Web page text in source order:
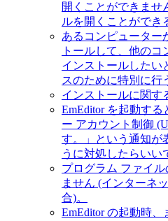
開くことができませ
ルを開くことができ
あるコンピューター
トールして、他のコ
インストールしたい
スのために特別に行
インストールに関す
EmEditor を起動す
ー アカウント制御
す。」という通知が
うに対処したらいい
プログラム ファイ
ません (インターネ
合)。
EmEditor の起動時、